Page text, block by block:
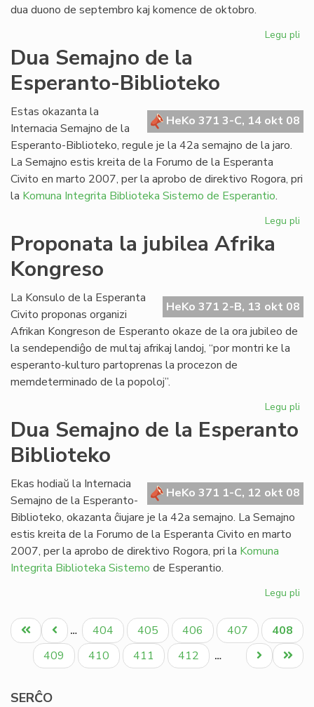
dua duono de septembro kaj komence de oktobro.
Legu pli
ro
Dua Semajno de la
Esperanto-Biblioteko
HeKo 371 3-C, 14 okt 08
Estas okazanta la
Internacia Semajno de la
Esperanto-Biblioteko, regule je la 42a semajno de la jaro.
La Semajno estis kreita de la Forumo de la Esperanta
Civito en marto 2007, per la aprobo de direktivo Rogora, pri
la Komuna Integrita Biblioteka Sistemo de Esperantio.
Legu pli
Proponata la jubilea Afrika
Kongreso
HeKo 371 2-B, 13 okt 08
La Konsulo de la Esperanta
Civito proponas organizi
Afrikan Kongreson de Esperanto okaze de la ora jubileo de
la sendependiĝo de multaj afrikaj landoj, “por montri ke la
esperanto-kulturo partoprenas la procezon de
memdeterminado de la popoloj”.
Legu pli
Dua Semajno de la Esperanto
Biblioteko
HeKo 371 1-C, 12 okt 08
Ekas hodiaŭ la Internacia
Semajno de la Esperanto-
Biblioteko, okazanta ĉiujare je la 42a semajno. La Semajno
estis kreita de la Forumo de la Esperanta Civito en marto
2007, per la aprobo de direktivo Rogora, pri la Komuna
Integrita Biblioteka Sistemo de Esperantio.
Legu pli
de
la
Pagination
Unua
paĝo
Antaŭa
paĝo
… Paĝo
404 Paĝo
405 Paĝo
406 Paĝo
407
Aktuala
paĝo
408
Paĝo
409 Paĝo
410 Paĝo
411 Paĝo
412 …
Last
page
Next
page
SERĈO